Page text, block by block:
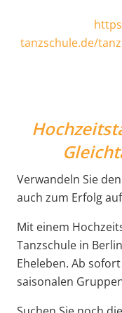
tanzschule.de/
Verwandeln Sie
auch zum Erfolg
Mit einem
Tanzschule in
Eheleben. Ab
saisonalen